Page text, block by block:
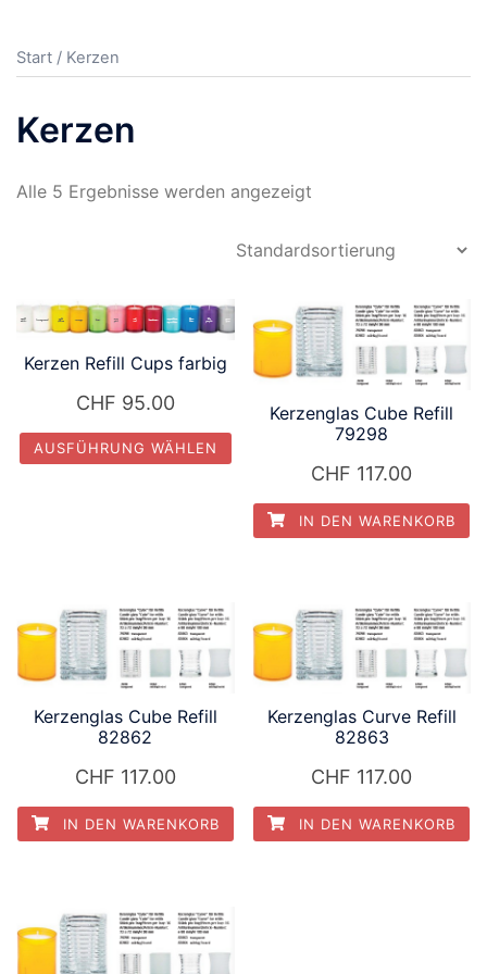
Start / Kerzen
Kerzen
Alle 5 Ergebnisse werden angezeigt
Kerzen Refill Cups farbig
CHF 95.00
AUSFÜHRUNG WÄHLEN
Varianten
auf.
Die
Optionen
können
auf
der
Produktseite
gewählt
Kerzenglas Cube Refill
79298
CHF 117.00
IN DEN WARENKORB
Kerzenglas Cube Refill
82862
CHF 117.00
IN DEN WARENKORB
Kerzenglas Curve Refill
82863
CHF 117.00
IN DEN WARENKORB